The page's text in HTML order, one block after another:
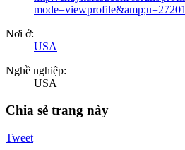
mode=viewprofile&amp;u=27201
Nơi ở:
USA
Nghề nghiệp:
USA
Chia sẻ trang này
Tweet